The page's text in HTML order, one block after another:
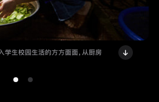
生校园生活的方方面面，从厨房